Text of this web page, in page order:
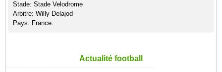
Stade: Stade Velodrome
Arbitre: Willy Delajod
Pays: France.
Actualité football